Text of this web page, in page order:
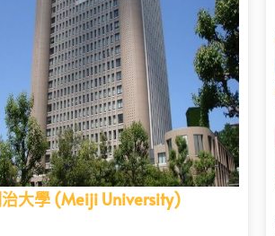
大學 (Meiji University)